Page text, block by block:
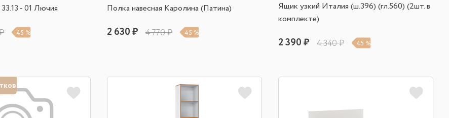
- 01 Лючия
45 %
Полка навесная Каролина (Патина)
2 630 ₽ 4 770 ₽ 45 %
Ящик узкий Италия (ш.396) (гл.560) (2шт. в
комплекте)
2 390 ₽ 4 340 ₽ 45 %